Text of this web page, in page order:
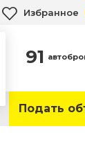
Избранное
91
Подать